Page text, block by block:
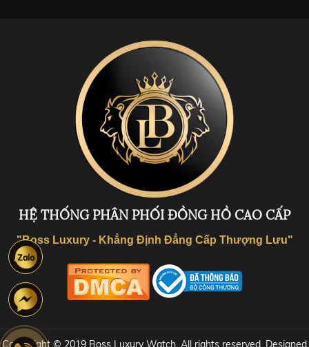
HỆ THỐNG PHÂN PHỐI ĐỒNG HỒ CAO CẤP
"Boss Luxury - Khẳng Định Đẳng Cấp Thượng Lưu"
Coppyright © 2019 Boss Luxury Watch. All rights reserved. Designed